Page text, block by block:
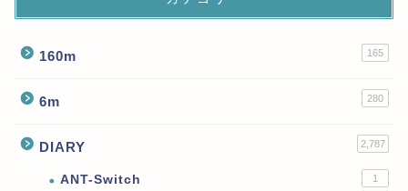
160m 165
6m 280
DIARY 2,787
ANT-Switch 1